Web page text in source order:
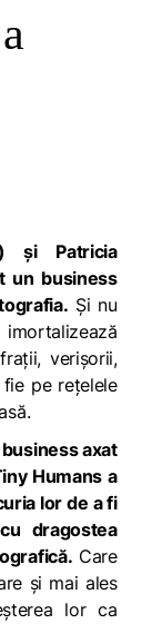
și Patricia
un business
Și nu
verișorii,
pe rețelele
axat
Humans a
lor de a fi
dragostea
Care
și mai ales
lor ca